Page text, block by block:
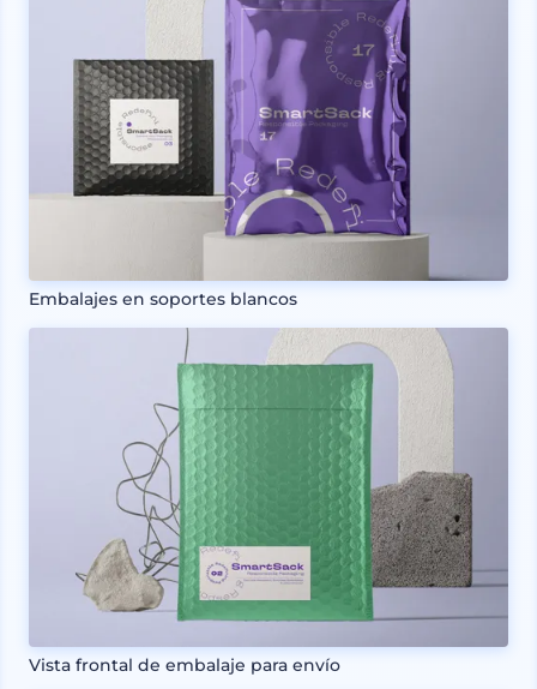
Embalajes en soportes blancos
Vista frontal de embalaje para envío